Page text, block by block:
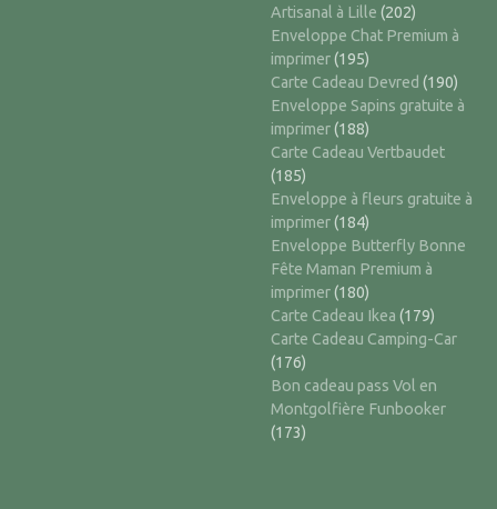
Artisanal à Lille (202)
Enveloppe Chat Premium à
imprimer(195)
Carte Cadeau Devred (190)
Enveloppe Sapins gratuite à
imprimer(188)
Carte Cadeau Vertbaudet
(185)
Enveloppe à fleurs gratuite à
imprimer(184)
Enveloppe Butterfly Bonne
Fête Maman Premium à
imprimer(180)
Carte Cadeau Ikea (179)
Carte Cadeau Camping-Car
(176)
Bon cadeau pass Vol en
Montgolfière Funbooker
(173)